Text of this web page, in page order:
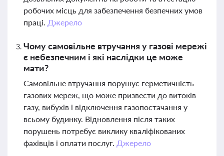
робочих місць для забезпечення безпечних умов
праці. Джерело
Чому самовільне втручання у газові мережі
є небезпечним і які наслідки це може
мати?
Самовільне втручання порушує герметичність
газових мереж, що може призвести до витоків
газу, вибухів і відключення газопостачання у
всьому будинку. Відновлення після таких
порушень потребує виклику кваліфікованих
фахівців і оплати послуг. Джерело